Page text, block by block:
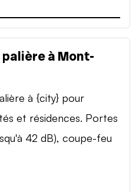
à Mont-
à {city} pour
et résidences. Portes
42 dB), coupe-feu